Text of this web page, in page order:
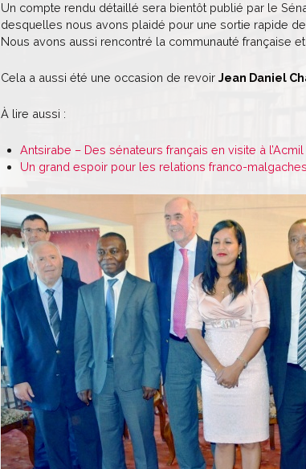
Un compte rendu détaillé sera bientôt publié par le
desquelles nous avons plaidé pour une sortie rapide de
Nous avons aussi rencontré la communauté française
Cela a aussi été une occasion de revoir Jean Daniel
À lire aussi :
Antsirabe – Des sénateurs français en visite à l’Acmil
Un grand espoir pour les relations franco-malgaches